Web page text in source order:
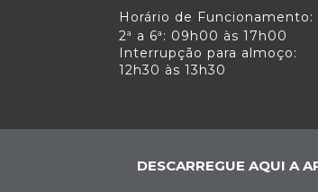
Horário de Funcionamento:
2ª a 6ª: 09h00 às 17h00
Interrupção para almoço:
12h30 às 13h30
DESCARREGUE AQUI A